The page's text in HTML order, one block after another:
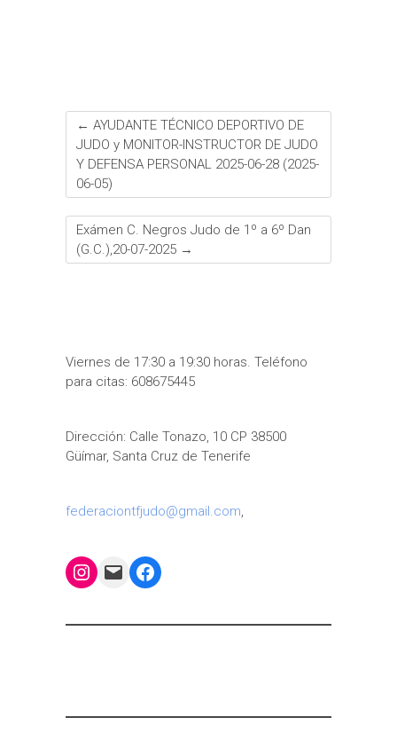
← AYUDANTE TÉCNICO DEPORTIVO DE
JUDO y MONITOR-INSTRUCTOR DE JUDO
Y DEFENSA PERSONAL 2025-06-28 (2025-
06-05)
Exámen C. Negros Judo de 1º a 6º Dan
(G.C.),20-07-2025 →
Viernes de 17:30 a 19:30 horas. Teléfono
para citas: 608675445
Dirección: Calle Tonazo, 10 CP 38500
Güímar, Santa Cruz de Tenerife
federaciontfjudo@gmail.com,
Instagram
MailFacebook